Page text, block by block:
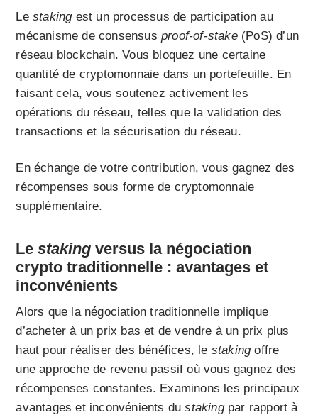
Lestakingest un processus de participation au
mécanisme de consensusproof-of-stake(PoS) d’un
réseau blockchain. Vous bloquez une certaine
quantité de cryptomonnaie dans un portefeuille. En
faisant cela, vous soutenez activement les
opérations du réseau, telles que la validation des
transactions et la sécurisation du réseau.
En échange de votre contribution, vous gagnez des
récompenses sous forme de cryptomonnaie
supplémentaire.
Lestaking versus la négociation
crypto traditionnelle : avantages et
inconvénients
Alors que la négociation traditionnelle implique
d’acheter à un prix bas et de vendre à un prix plus
haut pour réaliser des bénéfices, le stakingoffre
une approche de revenu passif où vous gagnez des
récompenses constantes. Examinons les principaux
avantages et inconvénients dustakingpar rapport à